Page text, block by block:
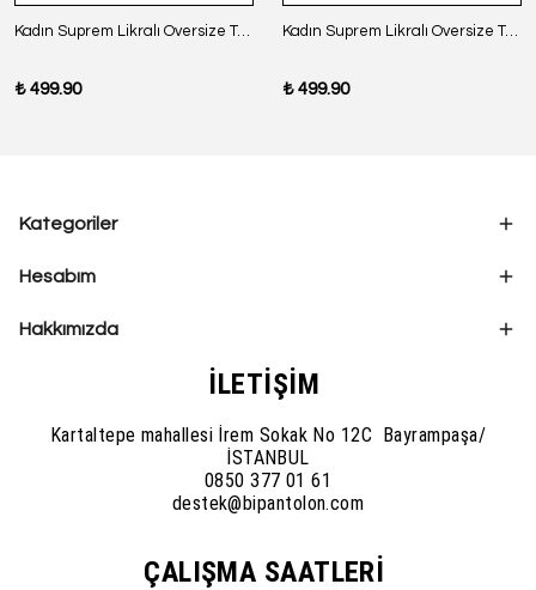
Kadın Suprem Likralı Oversize T-Shirt - SİYAH
₺ 499.90
Kadın Suprem Likralı Oversize T-Shirt - BORDO
₺ 499.90
Kategoriler
Hesabım
Hakkımızda
İLETİŞİM
Kartaltepe mahallesi İrem Sokak No 12C Bayrampaşa/
İSTANBUL
0850 377 01 61
destek@bipantolon.com
ÇALIŞMA SAATLERİ